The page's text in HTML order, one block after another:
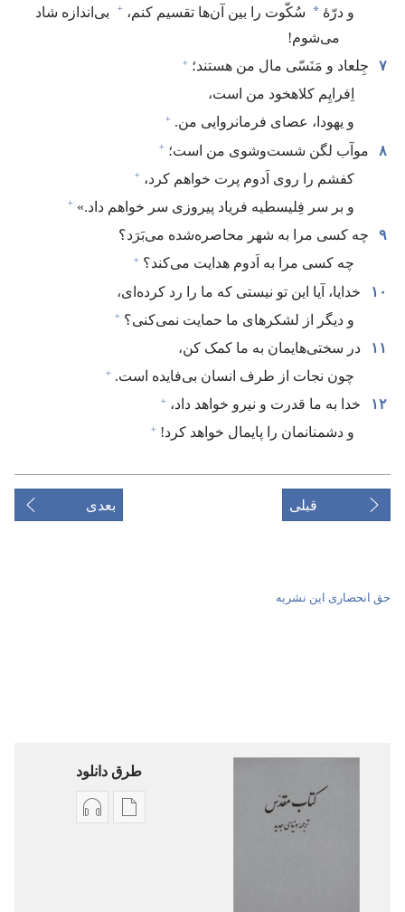
و درّهٔ * سُکّوت را بین آن‌ها تقسیم کنم،‏ +
بی‌اندازه شاد
می‌شوم!‏
۷
جِلعاد و مَنَسّی مال من هستند؛‏ +
اِفرایِم کلاهخود من است،‏
و یهودا،‏ عصای فرمانروایی من.‏ +
۸ موآب لگن شست‌وشوی من است؛‏ +
کفشم را روی اَدوم پرت خواهم کرد،‏ +
و بر سر فِلیسطیه فریاد پیروزی سر خواهم داد.‏»‏ +
۹
چه کسی مرا به شهر محاصره‌شده می‌بَرَد؟‏
چه کسی مرا به اَدوم هدایت می‌کند؟‏ +
۱۰
خدایا،‏ آیا این تو نیستی که ما را رد کرده‌ای،‏
و دیگر از لشکرهای ما حمایت نمی‌کنی؟‏ +
۱۱
در سختی‌هایمان به ما کمک کن،‏
چون نجات از طرف انسان بی‌فایده است.‏ +
۱۲ خدا به ما قدرت و نیرو خواهد داد،‏ +
و دشمنانمان را پایمال خواهد کرد!‏ +
قبلی بعدی
حق انحصاری این نشریه
طرق دانلود
گزینۀ گزینۀ